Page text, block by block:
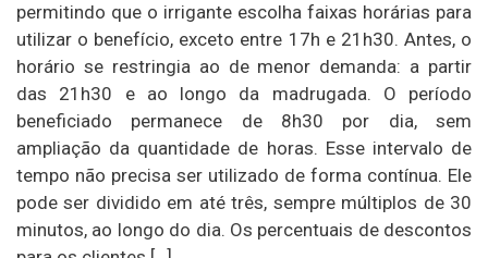
permitindo que o irrigante escolha faixas horárias para
utilizar o benefício, exceto entre 17h e 21h30. Antes, o
horário se restringia ao de menor demanda: a partir
das 21h30 e ao longo da madrugada. O período
beneficiado permanece de 8h30 por dia, sem
ampliação da quantidade de horas. Esse intervalo de
tempo não precisa ser utilizado de forma contínua. Ele
pode ser dividido em até três, sempre múltiplos de 30
minutos, ao longo do dia. Os percentuais de descontos